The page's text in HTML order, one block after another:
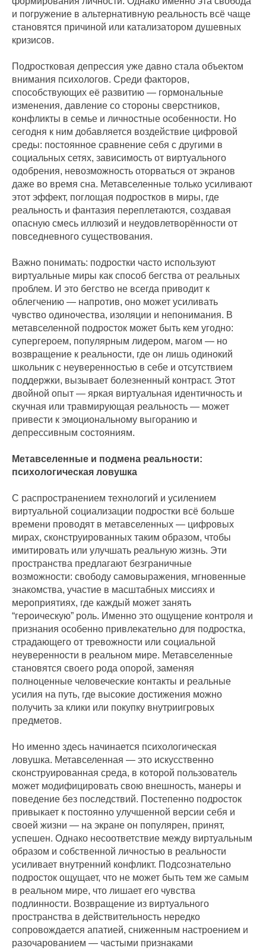
и погружение в альтернативную реальность всё чаще
становятся причиной или катализатором душевных
кризисов.
Подростковая депрессия уже давно стала объектом
внимания психологов. Среди факторов,
способствующих её развитию — гормональные
изменения, давление со стороны сверстников,
конфликты в семье и личностные особенности. Но
сегодня к ним добавляется воздействие цифровой
среды: постоянное сравнение себя с другими в
социальных сетях, зависимость от виртуального
одобрения, невозможность оторваться от экранов
даже во время сна. Метавселенные только усиливают
этот эффект, поглощая подростков в миры, где
реальность и фантазия переплетаются, создавая
опасную смесь иллюзий и неудовлетворённости от
повседневного существования.
Важно понимать: подростки часто используют
виртуальные миры как способ бегства от реальных
проблем. И это бегство не всегда приводит к
облегчению — напротив, оно может усиливать
чувство одиночества, изоляции и непонимания. В
метавселенной подросток может быть кем угодно:
супергероем, популярным лидером, магом — но
возвращение к реальности, где он лишь одинокий
школьник с неуверенностью в себе и отсутствием
поддержки, вызывает болезненный контраст. Этот
двойной опыт — яркая виртуальная идентичность и
скучная или травмирующая реальность — может
привести к эмоциональному выгоранию и
депрессивным состояниям.
Метавселенные и подмена реальности:
психологическая ловушка
С распространением технологий и усилением
виртуальной социализации подростки всё больше
времени проводят в метавселенных — цифровых
мирах, сконструированных таким образом, чтобы
имитировать или улучшать реальную жизнь. Эти
пространства предлагают безграничные
возможности: свободу самовыражения, мгновенные
знакомства, участие в масштабных миссиях и
мероприятиях, где каждый может занять
“героическую” роль. Именно это ощущение контроля и
признания особенно привлекательно для подростка,
страдающего от тревожности или социальной
неуверенности в реальном мире. Метавселенные
становятся своего рода опорой, заменяя
полноценные человеческие контакты и реальные
усилия на путь, где высокие достижения можно
получить за клики или покупку внутриигровых
предметов.
Но именно здесь начинается психологическая
ловушка. Метавселенная — это искусственно
сконструированная среда, в которой пользователь
может модифицировать свою внешность, манеры и
поведение без последствий. Постепенно подросток
привыкает к постоянно улучшенной версии себя и
своей жизни — на экране он популярен, принят,
успешен. Однако несоответствие между виртуальным
образом и собственной личностью в реальности
усиливает внутренний конфликт. Подсознательно
подросток ощущает, что не может быть тем же самым
в реальном мире, что лишает его чувства
подлинности. Возвращение из виртуального
пространства в действительность нередко
сопровождается апатией, сниженным настроением и
разочарованием — частыми признаками